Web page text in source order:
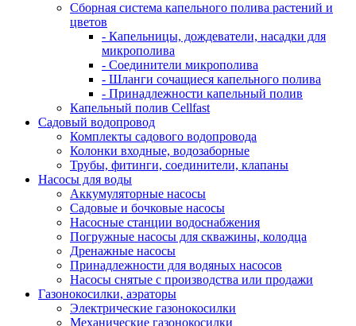
Сборная система капельного полива растений и
цветов
- Капельницы, дождеватели, насадки для
микрополива
- Соединители микрополива
- Шланги сочащиеся капельного полива
- Принадлежности капельный полив
Капельный полив Cellfast
Садовый водопровод
Комплекты садового водопровода
Колонки входные, водозаборные
Трубы, фитинги, соединители, клапаны
Насосы для воды
Аккумуляторные насосы
Садовые и бочковые насосы
Насосные станции водоснабжения
Погружные насосы для скважины, колодца
Дренажные насосы
Принадлежности для водяных насосов
Насосы снятые с производства или продажи
Газонокосилки, аэраторы
Электрические газонокосилки
Механические газонокосилки